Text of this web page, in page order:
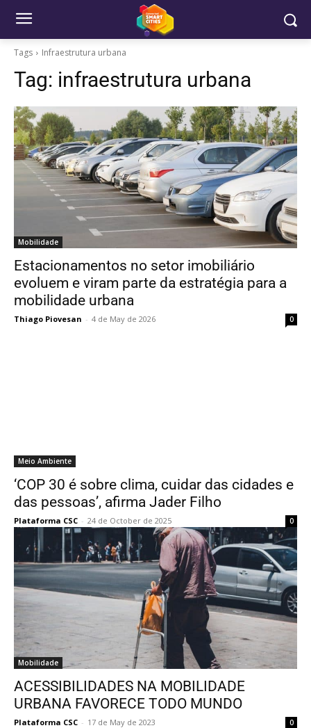
Tags Infraestrutura urbana
Tag: infraestrutura urbana
Mobilidade
Estacionamentos no setor imobiliário
evoluem e viram parte da estratégia para a
mobilidade urbana
Thiago Piovesan - 4 de May de 2026 0
Meio Ambiente
‘COP 30 é sobre clima, cuidar das cidades e
das pessoas’, afirma Jader Filho
Plataforma CSC - 24 de October de 2025 0
Mobilidade
ACESSIBILIDADES NA MOBILIDADE
URBANA FAVORECE TODO MUNDO
Plataforma CSC - 17 de May de 2023 0